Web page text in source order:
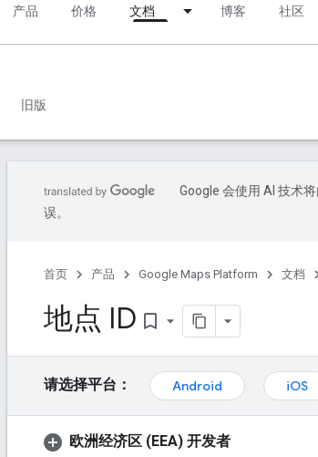
产品 价格 文档 博客 社区
旧版
Google 会使用 AI 技术
误。
首页 产品 Google Maps Platform 文档
地点 ID bookmark_border
请选择平台： Android iOS
欧洲经济区 (EEA) 开发者